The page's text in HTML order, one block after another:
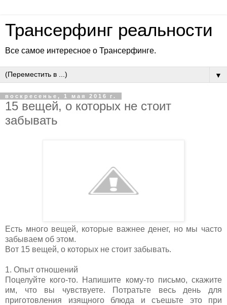
Трансерфинг реальности
Все самое интересное о Трансерфинге.
▼
воскресенье, 1 мая 2016 г.
15 вещей, о которых не стоит
забывать
Есть много вещей, которые важнее денег, но мы часто
забываем об этом.
Вот 15 вещей, о которых не стоит забывать.
1. Опыт отношений
Поцелуйте кого-то. Напишите кому-то письмо, скажите
им, что вы чувствуете. Потратьте весь день для
приготовления изящного блюда и съешьте это при